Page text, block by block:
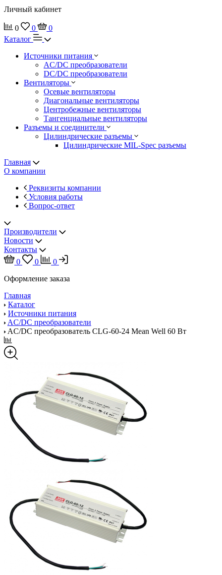
Личный кабинет
0 0
0
Каталог
Источники питания
AC/DC преобразователи
DC/DC преобразователи
Вентиляторы
Осевые вентиляторы
Диагональные вентиляторы
Центробежные вентиляторы
Тангенциальные вентиляторы
Разъемы и соединители
Цилиндрические разъемы
Цилиндрические MIL-Spec разъемы
Главная
О компании
Реквизиты компании
Условия работы
Вопрос-ответ
Производители
Новости
Контакты
0
0
0
Оформление заказа
Главная
Каталог
Источники питания
AC/DC преобразователи
AC/DC преобразователь CLG-60-24 Mean Well 60 Вт